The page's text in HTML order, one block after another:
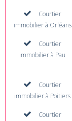
Courtier
immobilier à Orléans
Courtier
immobilier à Pau
Courtier
immobilier à Poitiers
Courtier